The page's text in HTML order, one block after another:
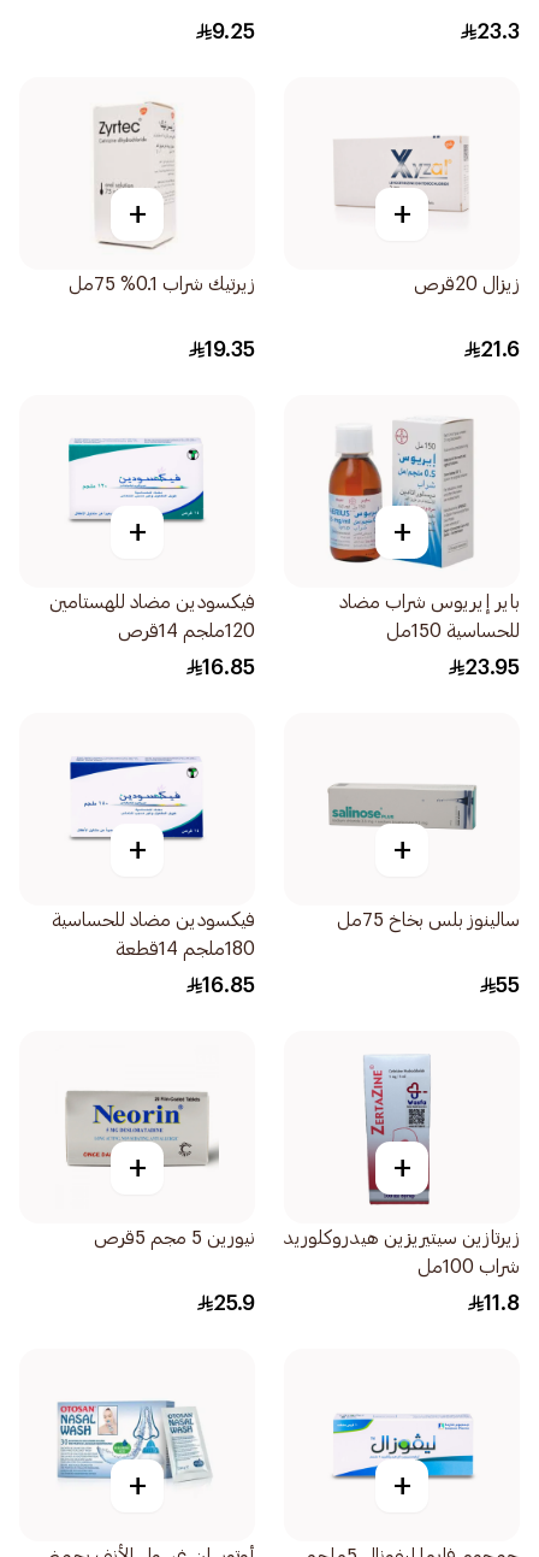
23.3
9.25
+
زيزال 20قرص
21.6
+
زيرتيك شراب 0.1% 75مل
19.35
+
باير إيريوس شراب مضاد
للحساسية 150مل
23.95
+
فيكسودين مضاد للهستامين
120ملجم 14قرص
16.85
+
سالينوز بلس بخاخ 75مل
55
+
فيكسودين مضاد للحساسية
180ملجم 14قطعة
16.85
+
زيرتازين سيتيريزين هيدروكلوريد
شراب 100مل
11.8
+
نيورين 5 مجم 5قرص
25.9
+
+